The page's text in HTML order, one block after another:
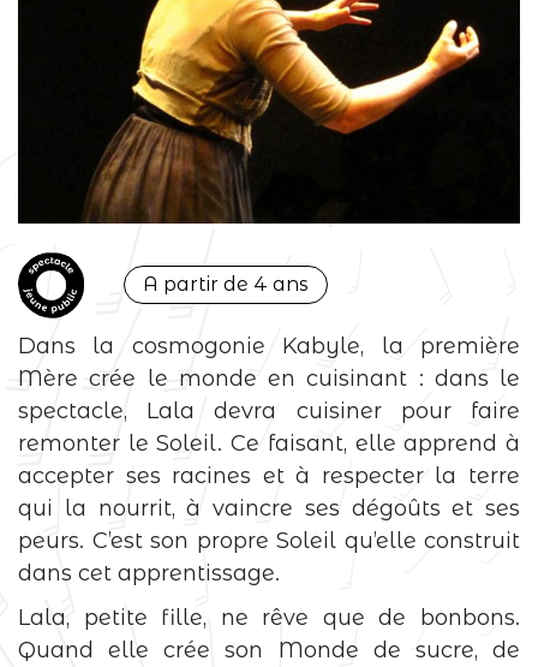
A partir de 4 ans
Dans la cosmogonie Kabyle, la première
Mère crée le monde en cuisinant : dans le
spectacle, Lala devra cuisiner pour faire
remonter le Soleil. Ce faisant, elle apprend à
accepter ses racines et à respecter la terre
qui la nourrit, à vaincre ses dégoûts et ses
peurs. C’est son propre Soleil qu’elle construit
dans cet apprentissage.
Lala, petite fille, ne rêve que de bonbons.
Quand elle crée son Monde de sucre, de